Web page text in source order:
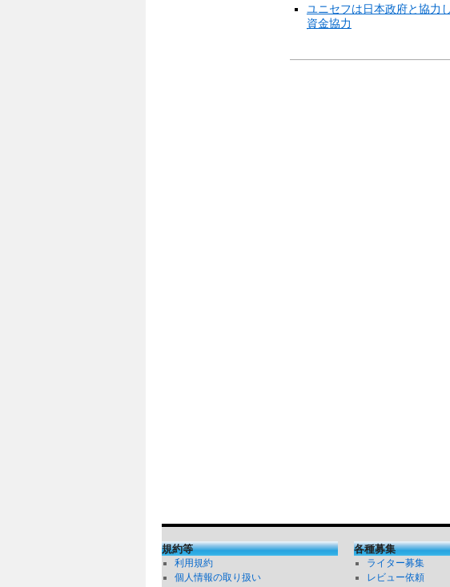
ユニセフは日本政府と協力
資金協力
規約等
利用規約
個人情報の取り扱い
各種募集
ライター募集
レビュー依頼